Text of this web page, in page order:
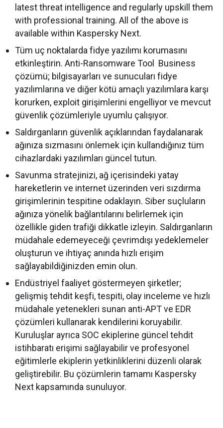
latest threat intelligence and regularly upskill them
with professional training. All of the above is
available within Kaspersky Next.
Tüm uç noktalarda fidye yazılımı korumasını
etkinleştirin. Anti-Ransomware Tool Business
çözümü; bilgisayarları ve sunucuları fidye
yazılımlarına ve diğer kötü amaçlı yazılımlara karşı
korurken, exploit girişimlerini engelliyor ve mevcut
güvenlik çözümleriyle uyumlu çalışıyor.
Saldırganların güvenlik açıklarından faydalanarak
ağınıza sızmasını önlemek için kullandığınız tüm
cihazlardaki yazılımları güncel tutun.
Savunma stratejinizi, ağ içerisindeki yatay
hareketlerin ve internet üzerinden veri sızdırma
girişimlerinin tespitine odaklayın. Siber suçluların
ağınıza yönelik bağlantılarını belirlemek için
özellikle giden trafiği dikkatle izleyin. Saldırganların
müdahale edemeyeceği çevrimdışı yedeklemeler
oluşturun ve ihtiyaç anında hızlı erişim
sağlayabildiğinizden emin olun.
Endüstriyel faaliyet göstermeyen şirketler;
gelişmiş tehdit keşfi, tespiti, olay inceleme ve hızlı
müdahale yetenekleri sunan anti-APT ve EDR
çözümleri kullanarak kendilerini koruyabilir.
Kuruluşlar ayrıca SOC ekiplerine güncel tehdit
istihbaratı erişimi sağlayabilir ve profesyonel
eğitimlerle ekiplerin yetkinliklerini düzenli olarak
geliştirebilir. Bu çözümlerin tamamı Kaspersky
Next kapsamında sunuluyor.